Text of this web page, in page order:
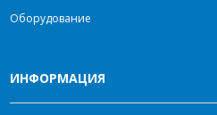
Оборудование
ИНФОРМАЦИЯ